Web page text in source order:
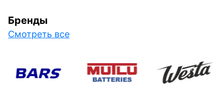
Бренды
Смотреть все